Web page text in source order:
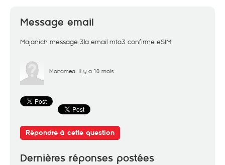
Message email
Majanich message 3la email mta3 confirme eSIM
Mohamed il y a 10 mois
Répondre à cette question
Dernières réponses postées